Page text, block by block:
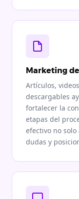
Marketing
Artículos,
descargables
fortalecer la
etapas del
efectivo no
dudas y